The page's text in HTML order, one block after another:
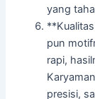
yang
pun
rapi,
presisi,